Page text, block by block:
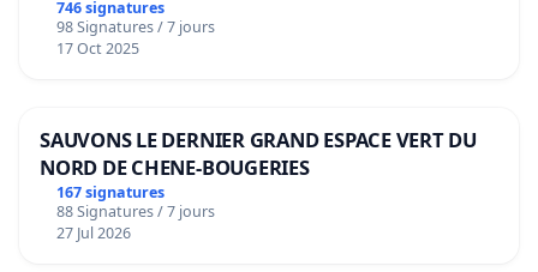
de notre territoire »
746 signatures
98 Signatures / 7 jours
17 Oct 2025
SAUVONS LE DERNIER GRAND ESPACE VERT DU
NORD DE CHENE-BOUGERIES
167 signatures
88 Signatures / 7 jours
27 Jul 2026